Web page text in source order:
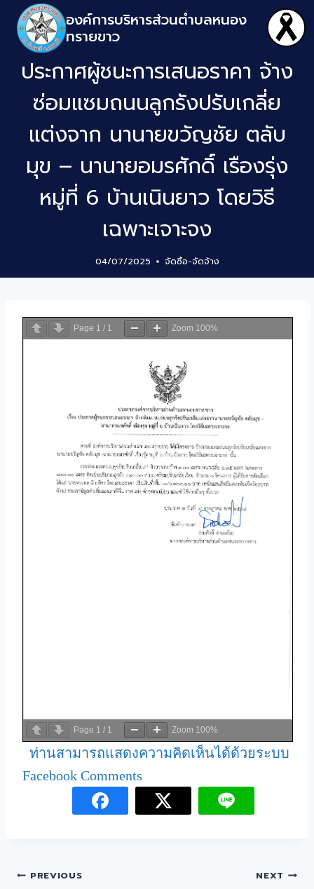
องค์การบริหารส่วนตำบลหนอง
ทรายขาว
ประกาศผู้ชนะการเสนอราคา จ้าง
ซ่อมแซมถนนลูกรังปรับเกลี่ย
แต่งจาก นานายขวัญชัย ตลับ
มุข – นานายอมรศักดิ์ เรืองรุ่ง
หมู่ที่ 6 บ้านเนินยาว โดยวิธี
เฉพาะเจาะจง
04/07/2025 จัดซิ้อ-จัดจ้าง
Page 1 / 1 Zoom 100%
Page 1 / 1 Zoom 100%
ท่านสามารถแสดงความคิดเห็นได้ด้วยระบบ
Facebook Comments
PREVIOUS NEXT